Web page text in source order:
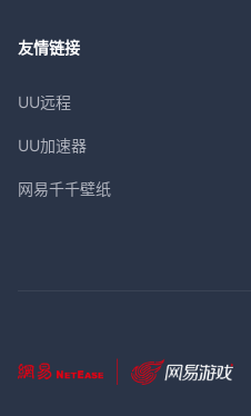
友情链接
UU远程
UU加速器
网易千千壁纸